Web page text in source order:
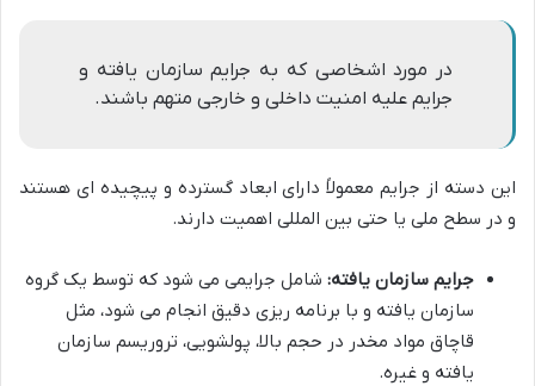
در مورد اشخاصی که به جرایم سازمان یافته و
جرایم علیه امنیت داخلی و خارجی متهم باشند.
این دسته از جرایم معمولاً دارای ابعاد گسترده و پیچیده ای هستند
و در سطح ملی یا حتی بین المللی اهمیت دارند.
جرایم سازمان یافته: شامل جرایمی می شود که توسط یک گروه
سازمان یافته و با برنامه ریزی دقیق انجام می شود، مثل
قاچاق مواد مخدر در حجم بالا، پولشویی، تروریسم سازمان
یافته و غیره.